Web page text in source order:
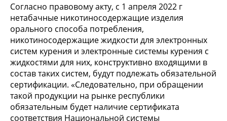
Согласно правовому акту, с 1 апреля 2022 г
нетабачные никотиносодержащие изделия
орального способа потребления,
никотиносодержащие жидкости для электронных
систем курения и электронные системы курения с
жидкостями для них, конструктивно входящими в
состав таких систем, будут подлежать обязательной
сертификации. «Следовательно, при обращении
такой продукции на рынке республики
обязательным будет наличие сертификата
соответствия Национальной системы